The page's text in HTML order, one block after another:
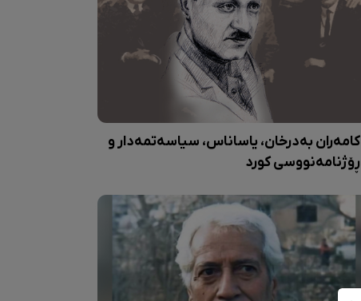
کامەران بەدرخان، یاساناس، سیاسەتمەدار و
ڕۆژنامەنووسی کورد